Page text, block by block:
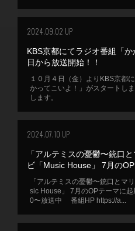
2024.09.02 UP
KBS京都にてラジオ番組「
日から放送開始！！
１０月４日（金）よりKBS京都
かってこいよ！」がスタートし
します。
2024.07.10 UP
「アルテミスの憂鬱〜銃口
ビ「Music House」 7月の
「アルテミスの憂鬱〜銃口とマ
sic House」 7月のOPテーマに
0〜放送中 番組HP https://a...